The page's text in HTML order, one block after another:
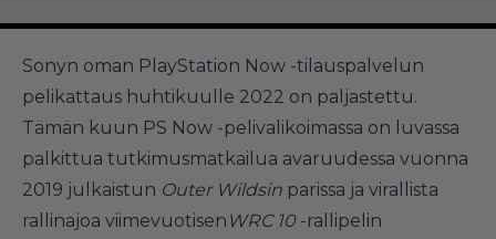
Sonyn oman PlayStation Now -tilauspalvelun
pelikattaus huhtikuulle 2022 on paljastettu.
Tämän kuun PS Now -pelivalikoimassa on luvassa
palkittua tutkimusmatkailua avaruudessa vuonna
2019 julkaistun Outer Wildsin parissa ja virallista
rallinajoa viimevuotisen WRC 10 -rallipelin